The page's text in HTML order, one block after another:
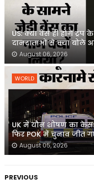
US: क्या वेंस ही होंगे ट्रंप
दानदाताओं से क्या बोले
August 06, 2026
WORLD
UK में यौन शोषण का
फिर POK में चुनाव जीत
August 05, 2026
PREVIOUS